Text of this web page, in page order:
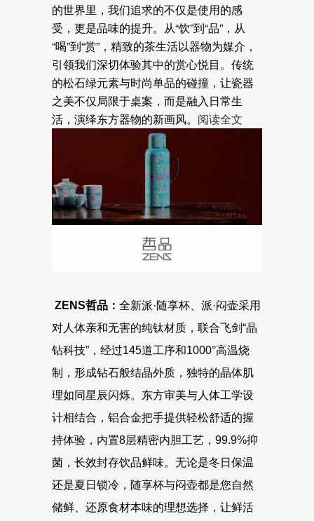
的世界里，我们追求的不仅是使用的感
受，更是品味的提升。从“饮”到“品”，从
“喝”到“赏”，精致的茶生活以器物为媒介，
引领我们深切体验其中的赏心悦目。传统
的松石绿元素与时尚单品的碰撞，让瓷器
之美不仅局限于桌案，而是融入日常生
活，演绎东方器物的新画风。 阅读全文
ZENS哲品： 全新派·随享杯、派·闷壶采用
对人体亲和无害的纯钛材质，联合飞剑“晶
钻科技”，经过145道工序和1000°高温烧
制，形成钻石般结晶外质，独特的晶体肌
理如同星辰闪烁。东方审美与人体工学设
计相结合，铝合金把手提供轻松舒适的握
持体验，内置8层精密内胆工艺，99.9%抑
菌，长效封存饮品鲜味。无论是冬日保温
还是夏日锁冷，随享杯与闷壶都是您自然
储鲜、还原食材本味的理想选择，让鲜活